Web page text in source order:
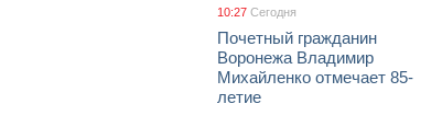
10:27 Сегодня
Почетный гражданин
Воронежа Владимир
Михайленко отмечает 85-
летие